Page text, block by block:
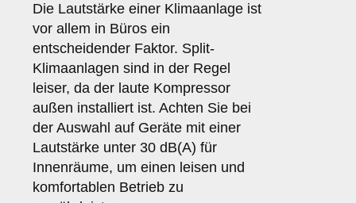
Die Lautstärke einer Klimaanlage ist
vor allem in Büros ein
entscheidender Faktor. Split-
Klimaanlagen sind in der Regel
leiser, da der laute Kompressor
außen installiert ist. Achten Sie bei
der Auswahl auf Geräte mit einer
Lautstärke unter 30 dB(A) für
Innenräume, um einen leisen und
komfortablen Betrieb zu